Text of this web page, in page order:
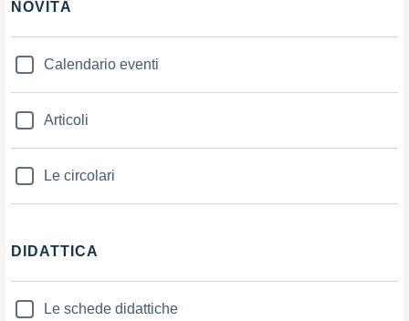
NOVITÀ
Calendario eventi
Articoli
Le circolari
DIDATTICA
Le schede didattiche